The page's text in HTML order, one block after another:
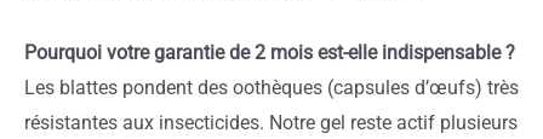
Pourquoi votre garantie de 2 mois est-elle indispensable ?
Les blattes pondent des oothèques (capsules d’œufs) très
résistantes aux insecticides. Notre gel reste actif plusieurs